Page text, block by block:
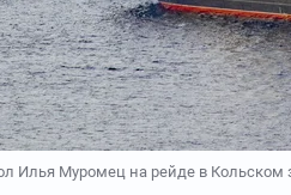
Илья Муромец на рейде в Кольском